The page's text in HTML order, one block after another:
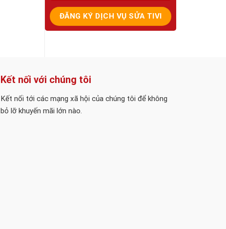
Kết nối với chúng tôi
Kết nối tới các mạng xã hội của chúng tôi để không
bỏ lỡ khuyến mãi lớn nào.